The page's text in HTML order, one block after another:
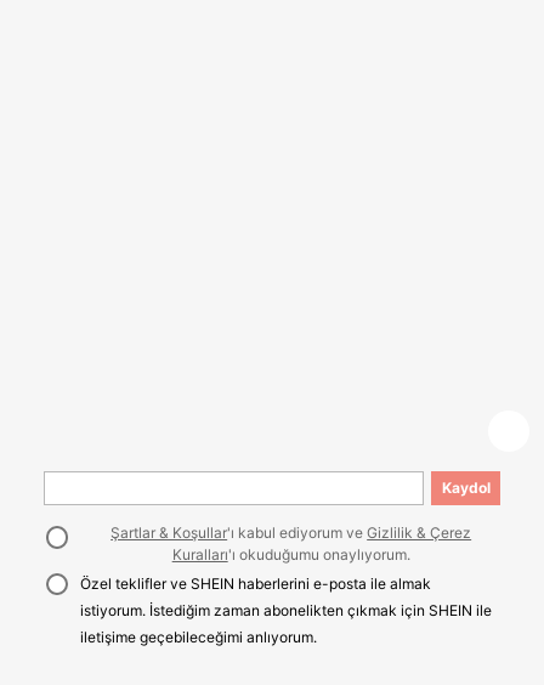
Kaydol
Şartlar & Koşullar'ı kabul ediyorum veGizlilik & Çerez
Kuralları'ı okuduğumu onaylıyorum.
Özel teklifler ve SHEIN haberlerini e-posta ile almak
istiyorum. İstediğim zaman abonelikten çıkmak için SHEIN ile
iletişime geçebileceğimi anlıyorum.